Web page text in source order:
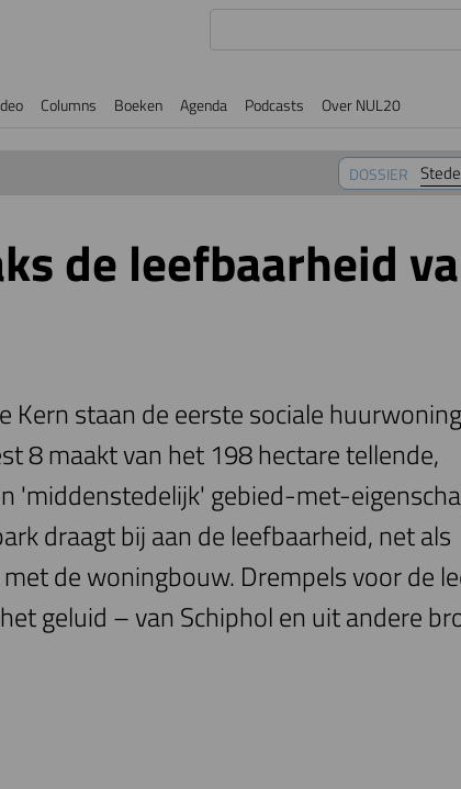
Columns Boeken Agenda Podcasts Over NUL20
DOSSIER
de leefbaarheid
Kern staan de eerste sociale
8 maakt van het 198 hectare tellende,
'middenstedelijk' gebied-met-
draagt bij aan de leefbaarheid, net als
de woningbouw. Drempels voor de
geluid – van Schiphol en uit andere